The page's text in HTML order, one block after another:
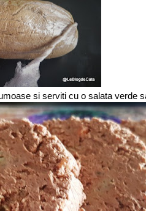
si serviti cu o salata verde